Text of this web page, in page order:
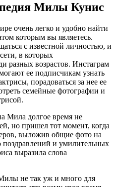
Милы Кунис
очень легко и удобно найти
которым вы являетесь.
с известной личностью, и
в которых
разных возрастов. Инстаграм
ее подписчикам узнать
порадоваться за нее ее
семейные фотографии и
Мила долгое время не
но пришел тот момент, когда
выложив общие фото на
и умилительных
выразила слова
не так уж и много для